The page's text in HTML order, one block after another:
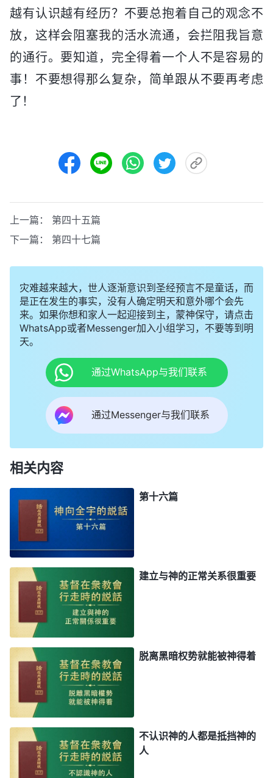
越有认识越有经历？不要总抱着自己的观念不
放，这样会阻塞我的活水流通，会拦阻我旨意
的通行。要知道，完全得着一个人不是容易的
事！不要想得那么复杂，简单跟从不要再考虑
了！
上一篇： 第四十五篇
下一篇： 第四十七篇
灾难越来越大，世人逐渐意识到圣经预言不是童话，而
是正在发生的事实，没有人确定明天和意外哪个会先
来。如果你想和家人一起迎接到主，蒙神保守，请点击
WhatsApp或者Messenger加入小组学习，不要等到明
天。
通过WhatsApp与我们联系
通过Messenger与我们联系
相关内容
第十六篇
建立与神的正常关系很重要
脱离黑暗权势就能被神得着
不认识神的人都是抵挡神的
人